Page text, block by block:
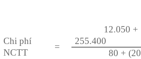
Chi phí
NCTT
=
12.050 +
255.400
80 + (20